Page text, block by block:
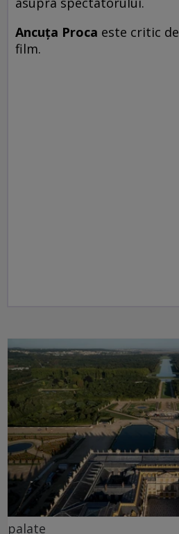
Ancuța Proca este critic de
film.
palate